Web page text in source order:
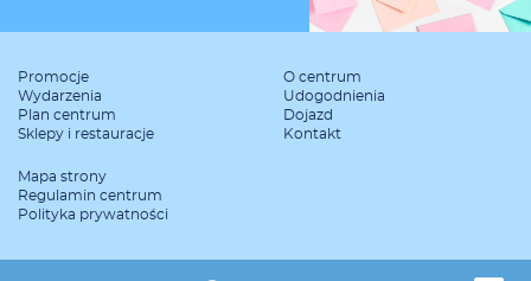
Promocje
Wydarzenia
Plan centrum
Sklepy i restauracje
O centrum
Udogodnienia
Dojazd
Kontakt
Mapa strony
Regulamin centrum
Polityka prywatności